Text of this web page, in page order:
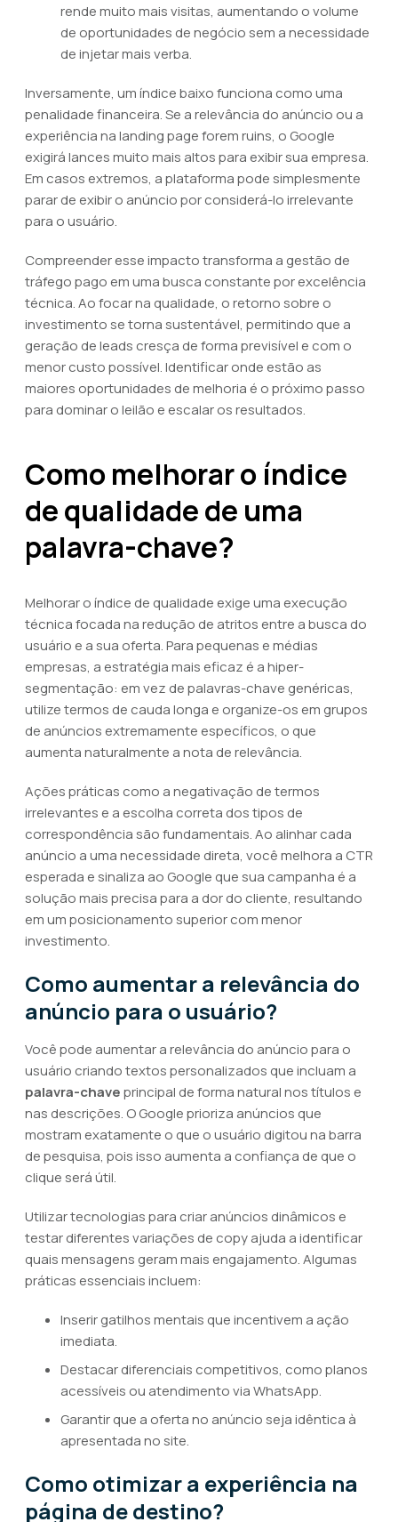
rende muito mais visitas, aumentando o volume
de oportunidades de negócio sem a necessidade
de injetar mais verba.
Inversamente, um índice baixo funciona como uma
penalidade financeira. Se a relevância do anúncio ou a
experiência na landing page forem ruins, o Google
exigirá lances muito mais altos para exibir sua empresa.
Em casos extremos, a plataforma pode simplesmente
parar de exibir o anúncio por considerá-lo irrelevante
para o usuário.
Compreender esse impacto transforma a gestão de
tráfego pago em uma busca constante por excelência
técnica. Ao focar na qualidade, o retorno sobre o
investimento se torna sustentável, permitindo que a
geração de leads cresça de forma previsível e com o
menor custo possível. Identificar onde estão as
maiores oportunidades de melhoria é o próximo passo
para dominar o leilão e escalar os resultados.
Como melhorar o índice
de qualidade de uma
palavra-chave?
Melhorar o índice de qualidade exige uma execução
técnica focada na redução de atritos entre a busca do
usuário e a sua oferta. Para pequenas e médias
empresas, a estratégia mais eficaz é a hiper-
segmentação: em vez de palavras-chave genéricas,
utilize termos de cauda longa e organize-os em grupos
de anúncios extremamente específicos, o que
aumenta naturalmente a nota de relevância.
Ações práticas como a negativação de termos
irrelevantes e a escolha correta dos tipos de
correspondência são fundamentais. Ao alinhar cada
anúncio a uma necessidade direta, você melhora a CTR
esperada e sinaliza ao Google que sua campanha é a
solução mais precisa para a dor do cliente, resultando
em um posicionamento superior com menor
investimento.
Como aumentar a relevância do
anúncio para o usuário?
Você pode aumentar a relevância do anúncio para o
usuário criando textos personalizados que incluam a
palavra-chaveprincipal de forma natural nos títulos e
nas descrições. O Google prioriza anúncios que
mostram exatamente o que o usuário digitou na barra
de pesquisa, pois isso aumenta a confiança de que o
clique será útil.
Utilizar tecnologias para criar anúncios dinâmicos e
testar diferentes variações de copy ajuda a identificar
quais mensagens geram mais engajamento. Algumas
práticas essenciais incluem:
Inserir gatilhos mentais que incentivem a ação
imediata.
Destacar diferenciais competitivos, como planos
acessíveis ou atendimento via WhatsApp.
Garantir que a oferta no anúncio seja idêntica à
apresentada no site.
Como otimizar a experiência na
página de destino?